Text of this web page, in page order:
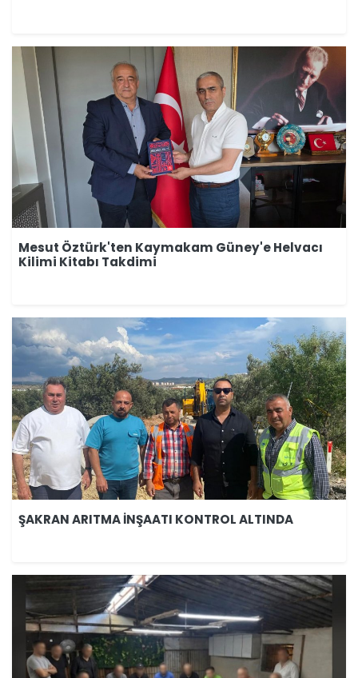
Mesut Öztürk'ten Kaymakam Güney'e Helvacı
Kilimi Kitabı Takdimi
ŞAKRAN ARITMA İNŞAATI KONTROL ALTINDA